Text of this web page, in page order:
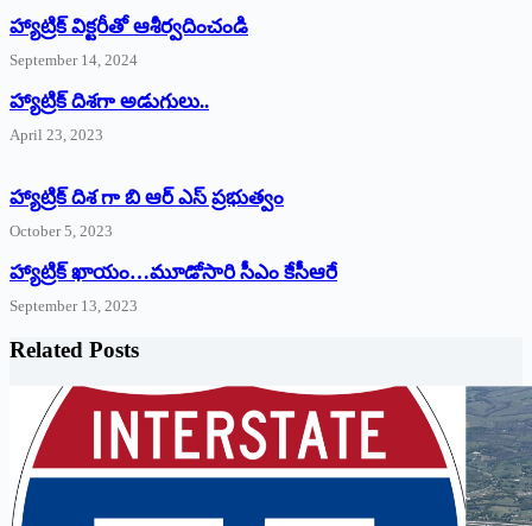
హ్యాట్రిక్‌ ‌విక్టరీతో ఆశీర్వదించండి
September 14, 2024
‌హ్యాట్రిక్‌ ‌దిశగా అడుగులు..
April 23, 2023
హ్యాట్రిక్ దిశ గా బి ఆర్ ఎస్ ప్రభుత్వం
October 5, 2023
హ్యాట్రిక్‌ ‌ఖాయం…మూడోసారి సీఎం కేసీఆరే
September 13, 2023
Related Posts